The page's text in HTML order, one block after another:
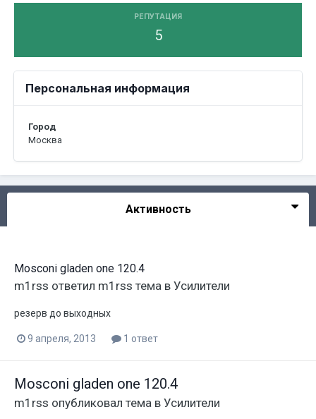
РЕПУТАЦИЯ
5
Персональная информация
Город
Москва
Активность
Mosconi gladen one 120.4
m1rss ответил m1rss тема в Усилители
резерв до выходных
9 апреля, 2013 1 ответ
Mosconi gladen one 120.4
m1rss опубликовал тема в Усилители